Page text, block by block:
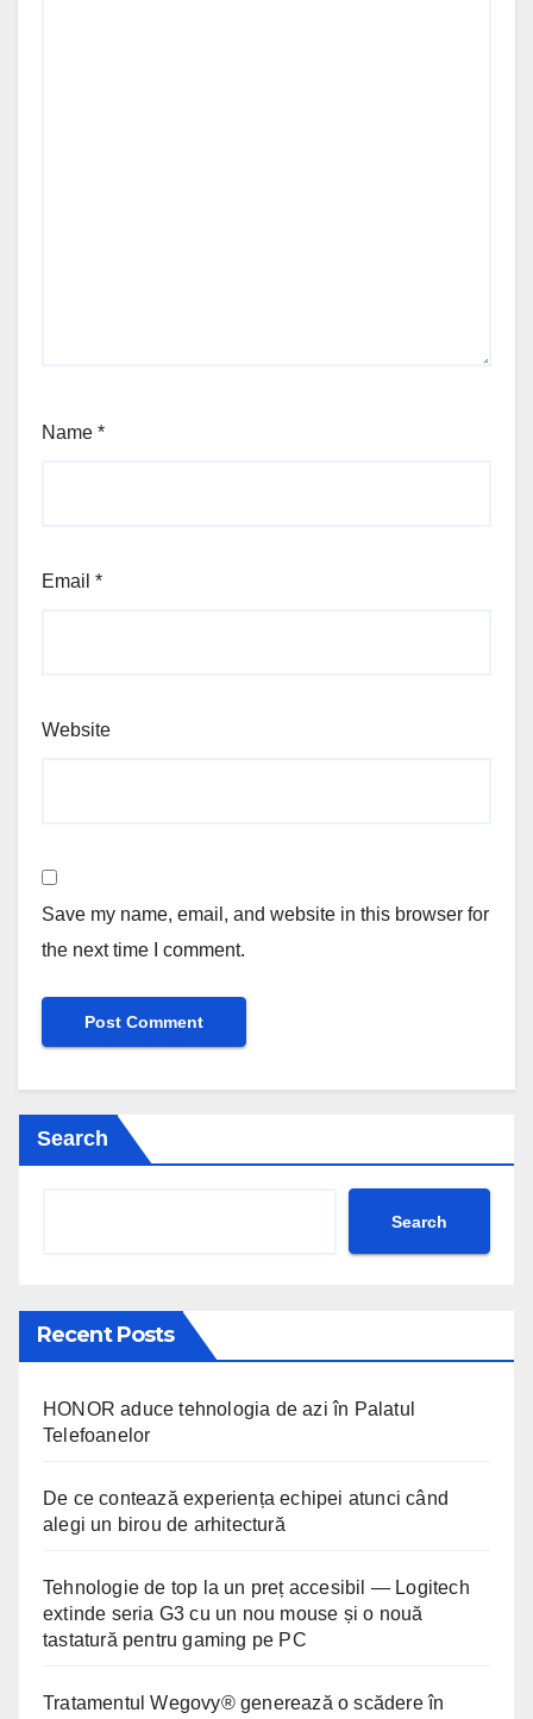
Name *
Email *
Website
Save my name, email, and website in this browser for
the next time I comment.
Search
Search
Recent Posts
HONOR aduce tehnologia de azi în Palatul
Telefoanelor
De ce contează experiența echipei atunci când
alegi un birou de arhitectură
Tehnologie de top la un preț accesibil — Logitech
extinde seria G3 cu un nou mouse și o nouă
tastatură pentru gaming pe PC
Tratamentul Wegovy® generează o scădere în